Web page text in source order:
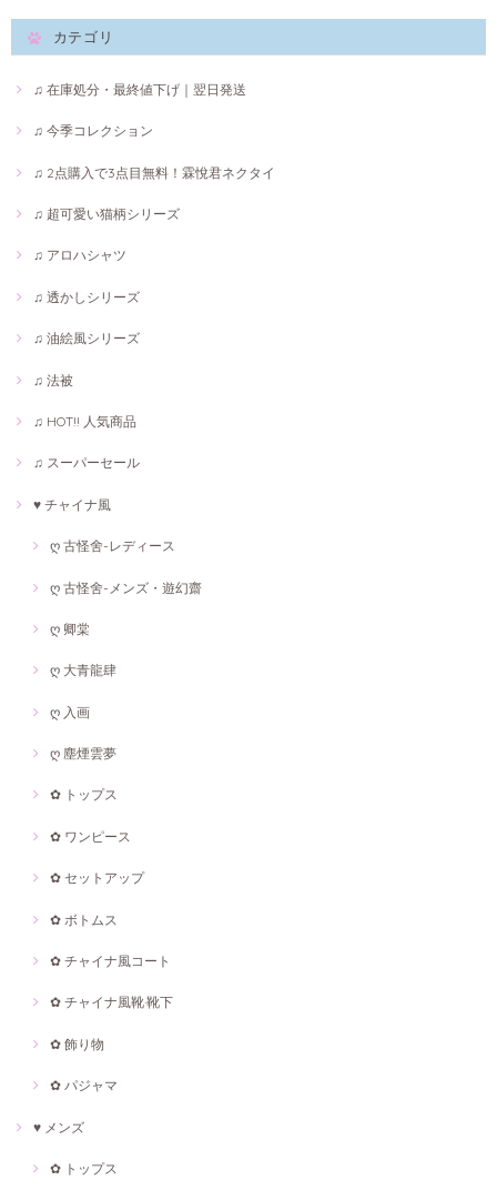
カテゴリ
♫ 在庫処分・最終値下げ｜翌日発送
♫ 今季コレクション
♫ 2点購入で3点目無料！霖悅君ネクタイ
♫ 超可愛い猫柄シリーズ
♫ アロハシャツ
♫ 透かしシリーズ
♫ 油絵風シリーズ
♫ 法被
♫ HOT!! 人気商品
♫ スーパーセール
♥ チャイナ風
ღ 古怪舍-レディース
ღ 古怪舍-メンズ・遊幻齋
ღ 卿棠
ღ 大青龍肆
ღ 入画
ღ 塵煙雲夢
✿ トップス
✿ ワンピース
✿ セットアップ
✿ ボトムス
✿ チャイナ風コート
✿ チャイナ風靴·靴下
✿ 飾り物
✿ パジャマ
♥ メンズ
✿ トップス